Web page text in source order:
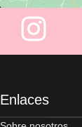
Enlaces